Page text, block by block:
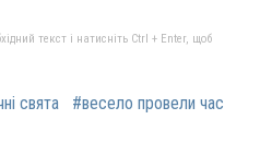
текст і натисніть Ctrl + Enter, щоб
свята #весело провели час